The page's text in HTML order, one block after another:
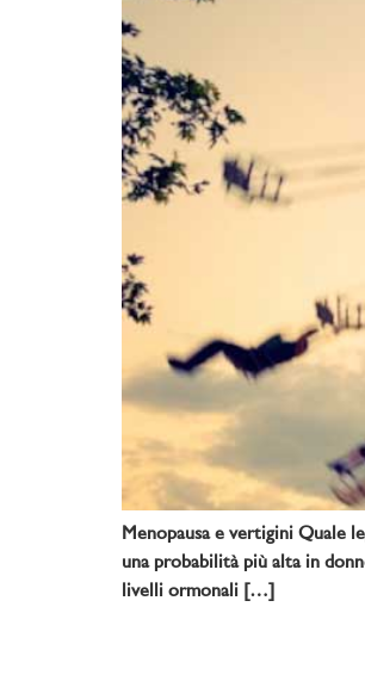
Menopausa e vertigini Quale
una probabilità più alta in
livelli ormonali […]